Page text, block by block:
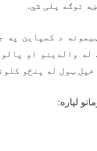
توګه پلی شي.
د کمپاین په
له والدینو او
خپل ټول له پنځو
لپاره: